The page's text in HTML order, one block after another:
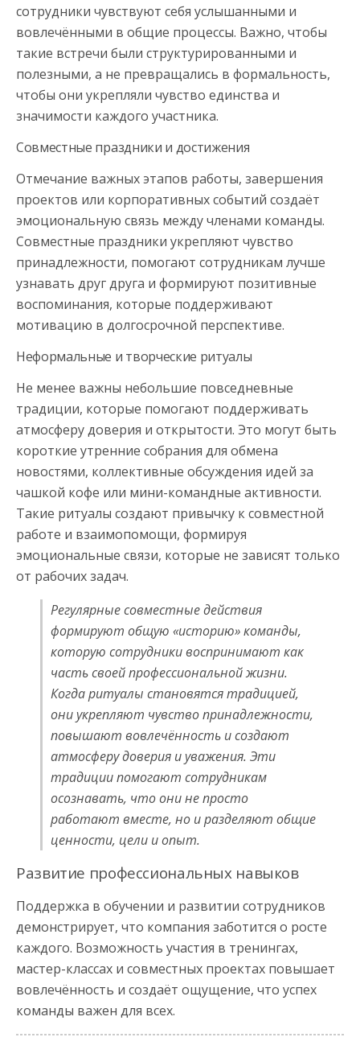
сотрудники чувствуют себя услышанными и
вовлечёнными в общие процессы. Важно, чтобы
такие встречи были структурированными и
полезными, а не превращались в формальность,
чтобы они укрепляли чувство единства и
значимости каждого участника.
Совместные праздники и достижения
Отмечание важных этапов работы, завершения
проектов или корпоративных событий создаёт
эмоциональную связь между членами команды.
Совместные праздники укрепляют чувство
принадлежности, помогают сотрудникам лучше
узнавать друг друга и формируют позитивные
воспоминания, которые поддерживают
мотивацию в долгосрочной перспективе.
Неформальные и творческие ритуалы
Не менее важны небольшие повседневные
традиции, которые помогают поддерживать
атмосферу доверия и открытости. Это могут быть
короткие утренние собрания для обмена
новостями, коллективные обсуждения идей за
чашкой кофе или мини-командные активности.
Такие ритуалы создают привычку к совместной
работе и взаимопомощи, формируя
эмоциональные связи, которые не зависят только
от рабочих задач.
Регулярные совместные действия
формируют общую «историю» команды,
которую сотрудники воспринимают как
часть своей профессиональной жизни.
Когда ритуалы становятся традицией,
они укрепляют чувство принадлежности,
повышают вовлечённость и создают
атмосферу доверия и уважения. Эти
традиции помогают сотрудникам
осознавать, что они не просто
работают вместе, но и разделяют общие
ценности, цели и опыт.
Развитие профессиональных навыков
Поддержка в обучении и развитии сотрудников
демонстрирует, что компания заботится о росте
каждого. Возможность участия в тренингах,
мастер-классах и совместных проектах повышает
вовлечённость и создаёт ощущение, что успех
команды важен для всех.